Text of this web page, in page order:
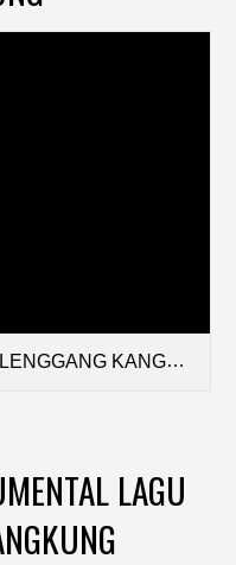
KANGKUNG.mp3
LAGU